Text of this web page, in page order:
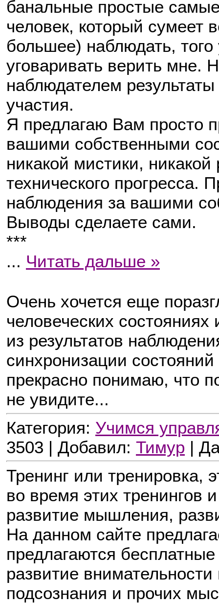
банальные простые
человек, который сумеет
большее) наблюдать,
уговаривать верить мне.
наблюдателем
участия.
Я предлагаю Вам просто
вашими собственными
никакой мистики, никакой
технического прогресса.
наблюдения за вашими
Выводы сделаете сами.
***
... Читать дальше »
Очень хочется еще
человеческих
из результатов
синхронизации
прекрасно понимаю, что
не увидите...
Категория: Учимся
3503 | Добавил: Тимур |
Тренинг или тренировка,
во время этих тренингов
развитие мышления,
На данном сайте
предлагаются
развитие
подсознания и прочих